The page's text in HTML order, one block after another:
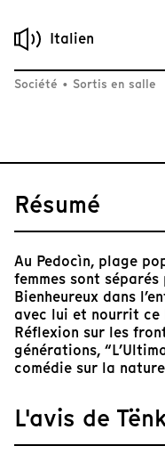
Italien
Société • Sortis en salle
Résumé
Au Pedocìn, plage
femmes sont
Bienheureux dans
avec lui et nourrit
Réflexion sur les
générations,
comédie sur la
L'avis de